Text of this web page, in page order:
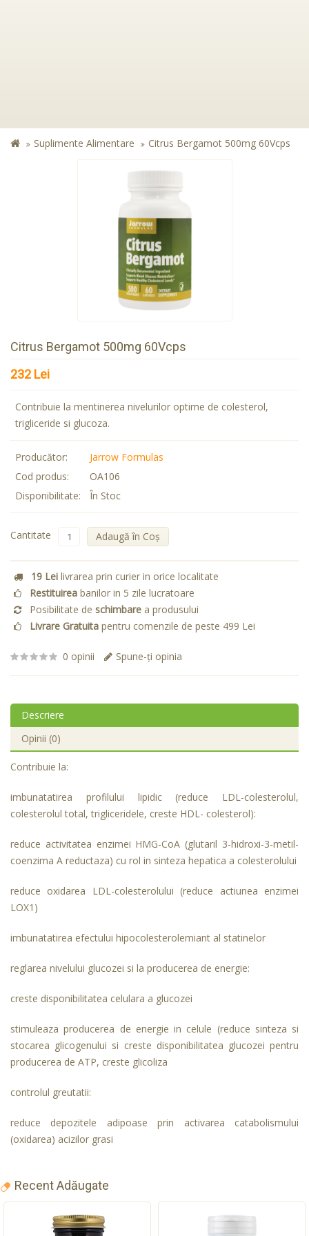
Suplimente Alimentare Citrus Bergamot 500mg 60Vcps
Citrus Bergamot 500mg 60Vcps
232 Lei
Contribuie la mentinerea nivelurilor optime de colesterol,
trigliceride si glucoza.
Producător:
Jarrow Formulas
Cod produs:
OA106
Disponibilitate:
În Stoc
Cantitate Adaugă în Coş
19 Lei livrarea prin curier in orice localitate
Restituirea banilor in 5 zile lucratoare
Posibilitate de schimbare a produsului
Livrare Gratuita pentru comenzile de peste 499 Lei
0 opinii Spune-ţi opinia
Descriere
Opinii (0)
Contribuie la:
imbunatatirea profilului lipidic (reduce LDL-colesterolul,
colesterolul total, trigliceridele, creste HDL- colesterol):
reduce activitatea enzimei HMG-CoA (glutaril 3-hidroxi-3-metil-
coenzima A reductaza) cu rol in sinteza hepatica a colesterolului
reduce oxidarea LDL-colesterolului (reduce actiunea enzimei
LOX1)
imbunatatirea efectului hipocolesterolemiant al statinelor
reglarea nivelului glucozei si la producerea de energie:
creste disponibilitatea celulara a glucozei
stimuleaza producerea de energie in celule (reduce sinteza si
stocarea glicogenului si creste disponibilitatea glucozei pentru
producerea de ATP, creste glicoliza
controlul greutatii:
reduce depozitele adipoase prin activarea catabolismului
(oxidarea) acizilor grasi
Recent Adăugate